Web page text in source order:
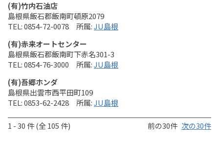
(有)竹内石油店
島根県飯石郡飯南町頓原2079
0854-72-0078
JU島根
(有)赤来オートセンター
島根県飯石郡飯南町下赤名301-3
0854-76-3000
JU島根
(有)吾郷ホンダ
島根県出雲市西平田町109
0853-62-2428
JU島根
1 - 30 件 (全 105 件) 前の30件 次の30件